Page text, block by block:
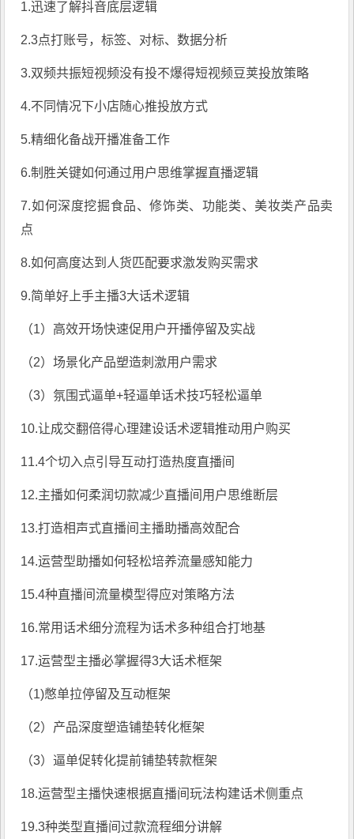
1.迅速了解抖音底层逻辑
2.3点打账号，标签、对标、数据分析
3.双频共振短视频没有投不爆得短视频豆荚投放策略
4.不同情况下小店随心推投放方式
5.精细化备战开播准备工作
6.制胜关键如何通过用户思维掌握直播逻辑
7.如何深度挖掘食品、修饰类、功能类、美妆类产品卖
点
8.如何高度达到人货匹配要求激发购买需求
9.简单好上手主播3大话术逻辑
（1）高效开场快速促用户开播停留及实战
（2）场景化产品塑造刺激用户需求
（3）氛围式逼单+轻逼单话术技巧轻松逼单
10.让成交翻倍得心理建设话术逻辑推动用户购买
11.4个切入点引导互动打造热度直播间
12.主播如何柔润切款减少直播间用户思维断层
13.打造相声式直播间主播助播高效配合
14.运营型助播如何轻松培养流量感知能力
15.4种直播间流量模型得应对策略方法
16.常用话术细分流程为话术多种组合打地基
17.运营型主播必掌握得3大话术框架
（1)憋单拉停留及互动框架
（2）产品深度塑造铺垫转化框架
（3）逼单促转化提前铺垫转款框架
18.运营型主播快速根据直播间玩法构建话术侧重点
19.3种类型直播间过款流程细分讲解